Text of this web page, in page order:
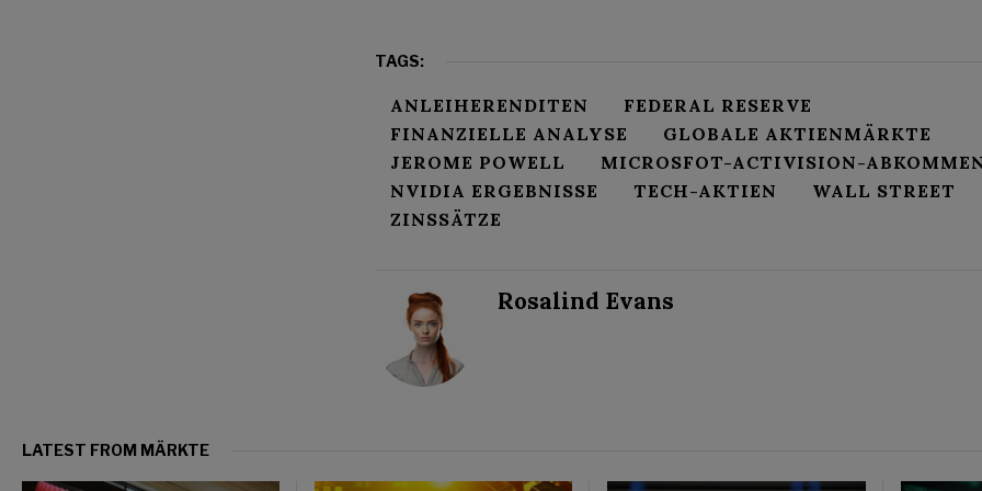
TAGS:
ANLEIHERENDITEN
FEDERAL RESERVE
FINANZIELLE ANALYSE
GLOBALE AKTIENMÄRKTE
JEROME POWELL
MICROSFOT-ACTIVISION-
NVIDIA ERGEBNISSE
TECH-AKTIEN
WALL STREET
ZINSSÄTZE
Rosalind Evans
LATEST FROM MÄRKTE